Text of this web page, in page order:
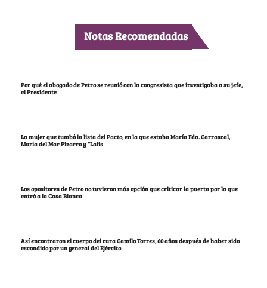
Notas Recomendadas
Por qué el abogado de Petro se reunió con la congresista que investigaba a su jefe,
el Presidente
La mujer que tumbó la lista del Pacto, en la que estaba María Fda. Carrascal,
María del Mar Pizarro y “Lalis
Los opositores de Petro no tuvieron más opción que criticar la puerta por la que
entró a la Casa Blanca
Así encontraron el cuerpo del cura Camilo Torres, 60 años después de haber sido
escondido por un general del Ejército